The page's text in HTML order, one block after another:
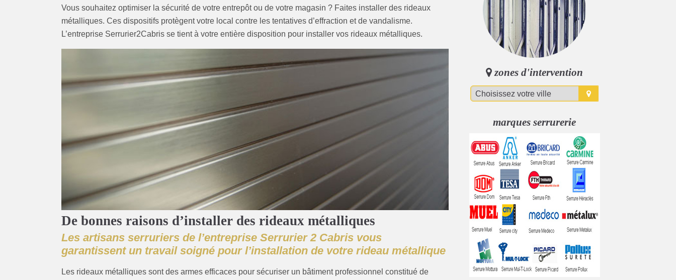
Vous souhaitez optimiser la sécurité de votre entrepôt ou de votre magasin ? Faites installer des rideaux
métalliques. Ces dispositifs protègent votre local contre les tentatives d’effraction et de vandalisme.
L’entreprise Serrurier2Cabris se tient à votre entière disposition pour installer vos rideaux métalliques.
De bonnes raisons d’installer des rideaux métalliques
Les artisans serruriers de l’entreprise Serrurier 2 Cabris vous
garantissent un travail soigné pour l’installation de votre rideau métallique
Les rideaux métalliques sont des armes efficaces pour sécuriser un bâtiment professionnel constitué de
zones d'intervention
marques serrurerie